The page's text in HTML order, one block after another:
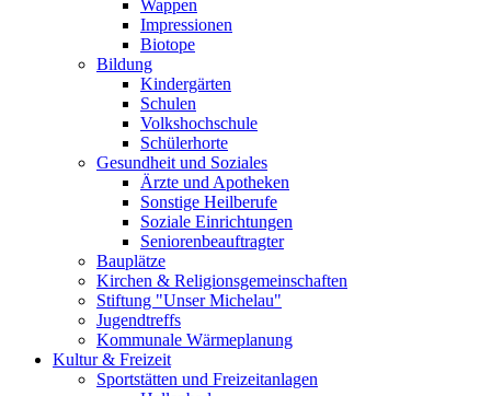
Wappen
Impressionen
Biotope
Bildung
Kindergärten
Schulen
Volkshochschule
Schülerhorte
Gesundheit und Soziales
Ärzte und Apotheken
Sonstige Heilberufe
Soziale Einrichtungen
Seniorenbeauftragter
Bauplätze
Kirchen & Religionsgemeinschaften
Stiftung "Unser Michelau"
Jugendtreffs
Kommunale Wärmeplanung
Kultur & Freizeit
Sportstätten und Freizeitanlagen